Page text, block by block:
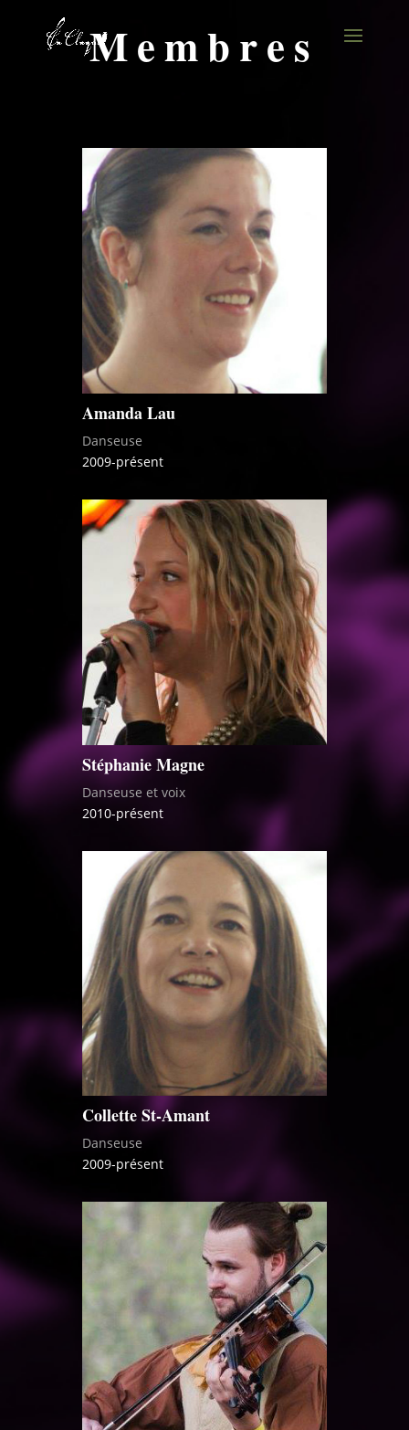
Membres
Amanda Lau
Danseuse
2009-présent
Stéphanie Magne
Danseuse et voix
2010-présent
Collette St-Amant
Danseuse
2009-présent